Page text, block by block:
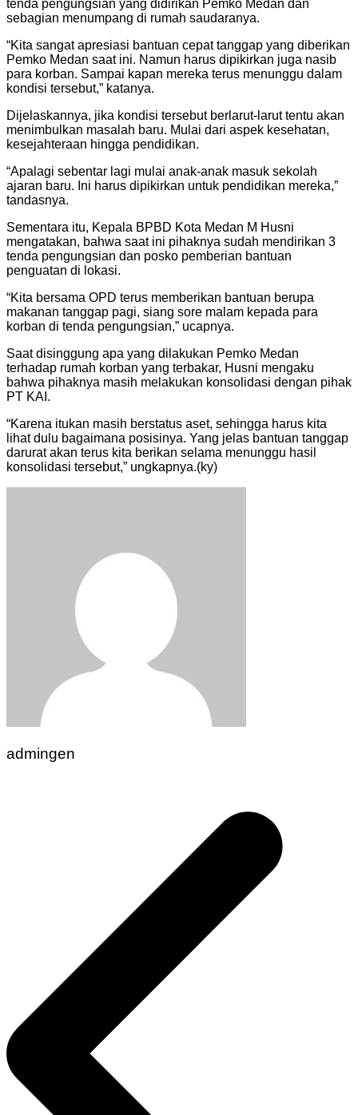
tenda pengungsian yang didirikan Pemko Medan dan
sebagian menumpang di rumah saudaranya.
“Kita sangat apresiasi bantuan cepat tanggap yang diberikan
Pemko Medan saat ini. Namun harus dipikirkan juga nasib
para korban. Sampai kapan mereka terus menunggu dalam
kondisi tersebut,” katanya.
Dijelaskannya, jika kondisi tersebut berlarut-larut tentu akan
menimbulkan masalah baru. Mulai dari aspek kesehatan,
kesejahteraan hingga pendidikan.
“Apalagi sebentar lagi mulai anak-anak masuk sekolah
ajaran baru. Ini harus dipikirkan untuk pendidikan mereka,”
tandasnya.
Sementara itu, Kepala BPBD Kota Medan M Husni
mengatakan, bahwa saat ini pihaknya sudah mendirikan 3
tenda pengungsian dan posko pemberian bantuan
penguatan di lokasi.
“Kita bersama OPD terus memberikan bantuan berupa
makanan tanggap pagi, siang sore malam kepada para
korban di tenda pengungsian,” ucapnya.
Saat disinggung apa yang dilakukan Pemko Medan
terhadap rumah korban yang terbakar, Husni mengaku
bahwa pihaknya masih melakukan konsolidasi dengan pihak
PT KAI.
“Karena itukan masih berstatus aset, sehingga harus kita
lihat dulu bagaimana posisinya. Yang jelas bantuan tanggap
darurat akan terus kita berikan selama menunggu hasil
konsolidasi tersebut,” ungkapnya.(ky)
admingen